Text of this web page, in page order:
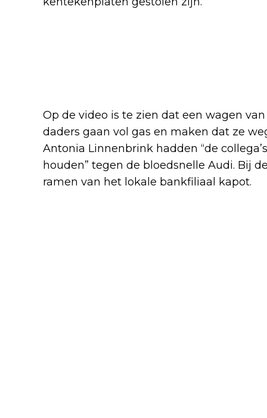
Op de video is te zien dat een wagen
daders gaan vol gas en maken dat ze
Antonia Linnenbrink hadden “de
houden” tegen de bloedsnelle Audi. Bij
ramen van het lokale bankfiliaal kapot.